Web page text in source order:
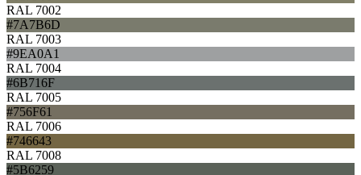
RAL 7002
#7A7B6D
RAL 7003
#9EA0A1
RAL 7004
#6B716F
RAL 7005
#756F61
RAL 7006
#746643
RAL 7008
#5B6259